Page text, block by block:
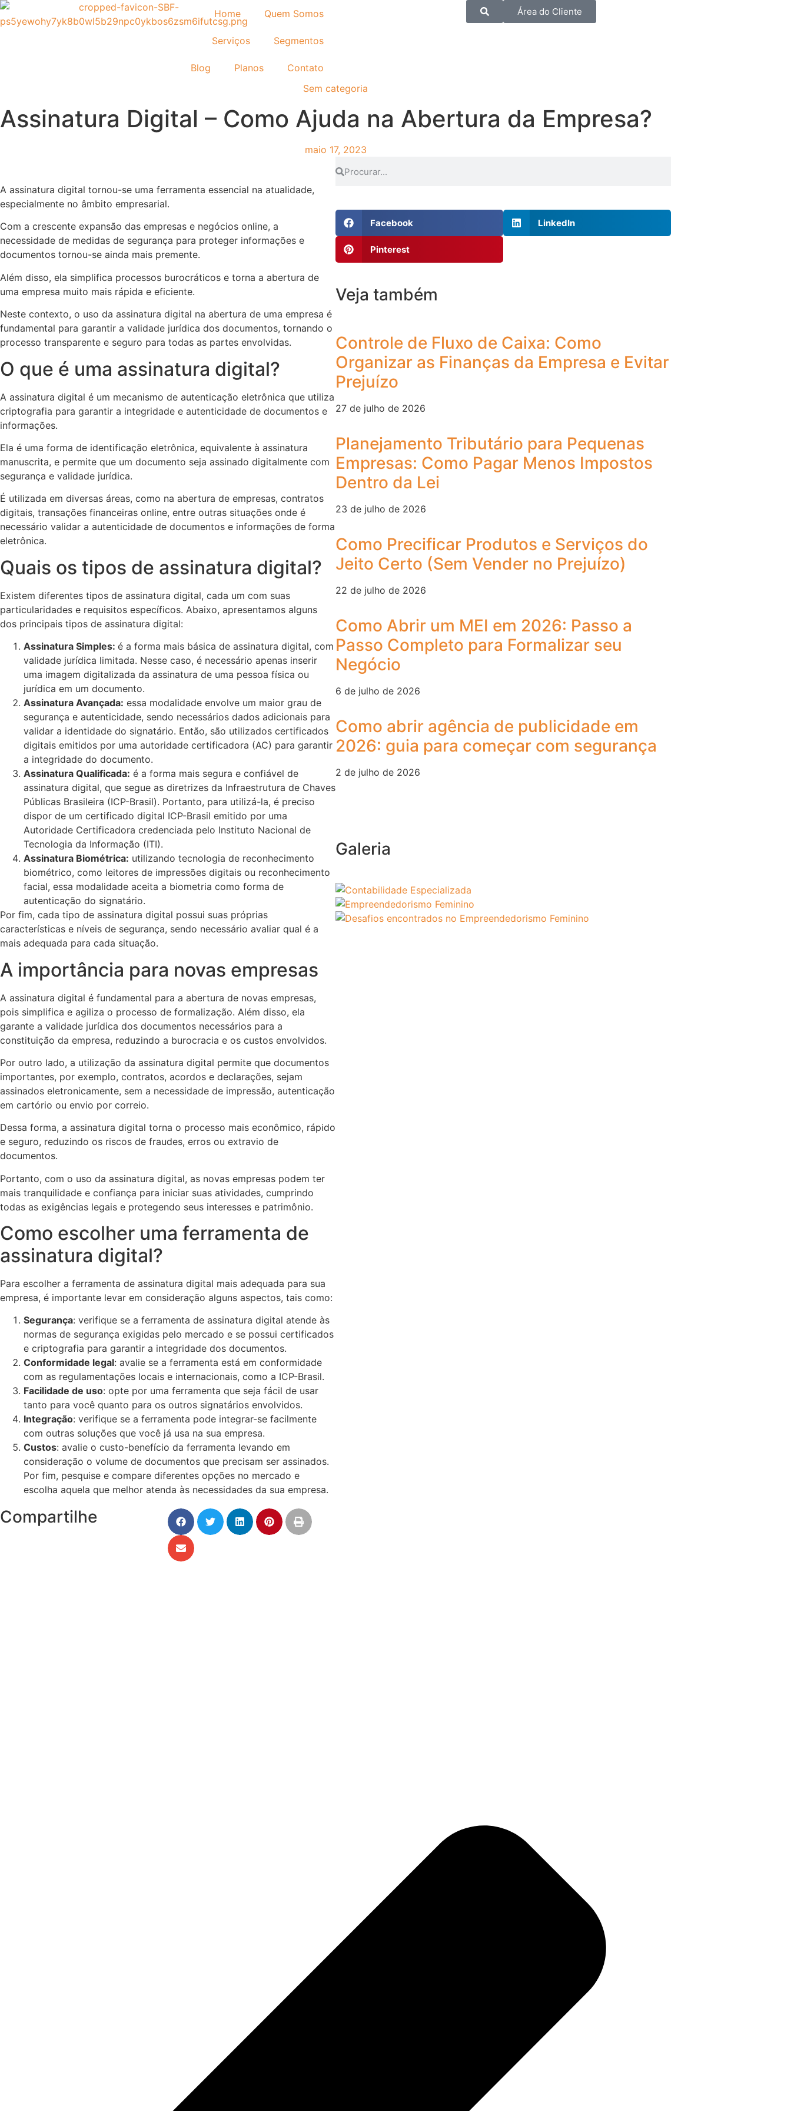
Home Quem Somos
Serviços Segmentos
Blog Planos Contato
Área do Cliente
Sem categoria
Assinatura Digital – Como Ajuda na Abertura da Empresa?
maio 17, 2023
A assinatura digital tornou-se uma ferramenta essencial na atualidade,
especialmente no âmbito empresarial.
Com a crescente expansão das empresas e negócios online, a
necessidade de medidas de segurança para proteger informações e
documentos tornou-se ainda mais premente.
Além disso, ela simplifica processos burocráticos e torna a abertura de
uma empresa muito mais rápida e eficiente.
Neste contexto, o uso da assinatura digital na abertura de uma empresa é
fundamental para garantir a validade jurídica dos documentos, tornando o
processo transparente e seguro para todas as partes envolvidas.
O que é uma assinatura digital?
A assinatura digital é um mecanismo de autenticação eletrônica que utiliza
criptografia para garantir a integridade e autenticidade de documentos e
informações.
Ela é uma forma de identificação eletrônica, equivalente à assinatura
manuscrita, e permite que um documento seja assinado digitalmente com
segurança e validade jurídica.
É utilizada em diversas áreas, como na abertura de empresas, contratos
digitais, transações financeiras online, entre outras situações onde é
necessário validar a autenticidade de documentos e informações de forma
eletrônica.
Quais os tipos de assinatura digital?
Existem diferentes tipos de assinatura digital, cada um com suas
particularidades e requisitos específicos. Abaixo, apresentamos alguns
dos principais tipos de assinatura digital:
Assinatura Simples: é a forma mais básica de assinatura digital, com
validade jurídica limitada. Nesse caso, é necessário apenas inserir
uma imagem digitalizada da assinatura de uma pessoa física ou
jurídica em um documento.
Assinatura Avançada: essa modalidade envolve um maior grau de
segurança e autenticidade, sendo necessários dados adicionais para
validar a identidade do signatário. Então, são utilizados certificados
digitais emitidos por uma autoridade certificadora (AC) para garantir
a integridade do documento.
Assinatura Qualificada: é a forma mais segura e confiável de
assinatura digital, que segue as diretrizes da Infraestrutura de Chaves
Públicas Brasileira (ICP-Brasil). Portanto, para utilizá-la, é preciso
dispor de um certificado digital ICP-Brasil emitido por uma
Autoridade Certificadora credenciada pelo Instituto Nacional de
Tecnologia da Informação (ITI).
Assinatura Biométrica: utilizando tecnologia de reconhecimento
biométrico, como leitores de impressões digitais ou reconhecimento
facial, essa modalidade aceita a biometria como forma de
autenticação do signatário.
Por fim, cada tipo de assinatura digital possui suas próprias
características e níveis de segurança, sendo necessário avaliar qual é a
mais adequada para cada situação.
A importância para novas empresas
A assinatura digital é fundamental para a abertura de novas empresas,
pois simplifica e agiliza o processo de formalização. Além disso, ela
garante a validade jurídica dos documentos necessários para a
constituição da empresa, reduzindo a burocracia e os custos envolvidos.
Por outro lado, a utilização da assinatura digital permite que documentos
importantes, por exemplo, contratos, acordos e declarações, sejam
assinados eletronicamente, sem a necessidade de impressão, autenticação
em cartório ou envio por correio.
Dessa forma, a assinatura digital torna o processo mais econômico, rápido
e seguro, reduzindo os riscos de fraudes, erros ou extravio de
documentos.
Portanto, com o uso da assinatura digital, as novas empresas podem ter
mais tranquilidade e confiança para iniciar suas atividades, cumprindo
todas as exigências legais e protegendo seus interesses e patrimônio.
Como escolher uma ferramenta de
assinatura digital?
Para escolher a ferramenta de assinatura digital mais adequada para sua
empresa, é importante levar em consideração alguns aspectos, tais como:
Segurança: verifique se a ferramenta de assinatura digital atende às
normas de segurança exigidas pelo mercado e se possui certificados
e criptografia para garantir a integridade dos documentos.
Conformidade legal: avalie se a ferramenta está em conformidade
com as regulamentações locais e internacionais, como a ICP-Brasil.
Facilidade de uso: opte por uma ferramenta que seja fácil de usar
tanto para você quanto para os outros signatários envolvidos.
Integração: verifique se a ferramenta pode integrar-se facilmente
com outras soluções que você já usa na sua empresa.
Custos: avalie o custo-benefício da ferramenta levando em
consideração o volume de documentos que precisam ser assinados.
Por fim, pesquise e compare diferentes opções no mercado e
escolha aquela que melhor atenda às necessidades da sua empresa.
Compartilhe
Facebook LinkedIn
Pinterest
Veja também
Controle de Fluxo de Caixa: Como
Organizar as Finanças da Empresa e Evitar
Prejuízo
27 de julho de 2026
Planejamento Tributário para Pequenas
Empresas: Como Pagar Menos Impostos
Dentro da Lei
23 de julho de 2026
Como Precificar Produtos e Serviços do
Jeito Certo (Sem Vender no Prejuízo)
22 de julho de 2026
Como Abrir um MEI em 2026: Passo a
Passo Completo para Formalizar seu
Negócio
6 de julho de 2026
Como abrir agência de publicidade em
2026: guia para começar com segurança
2 de julho de 2026
Galeria